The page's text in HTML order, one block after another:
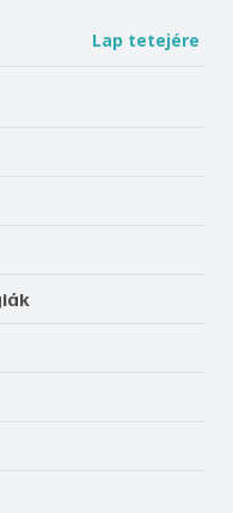
Lap tetejére